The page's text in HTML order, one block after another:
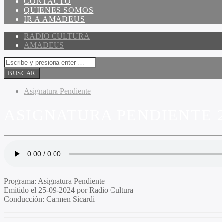
QUIENES SOMOS
IR A AMADEUS
RADIO CULTURA
AMADEUS
Asignatura Pendiente
Programa: Asignatura Pendiente
Emitido el 25-09-2024 por Radio Cultura
Conducción: Carmen Sicardi